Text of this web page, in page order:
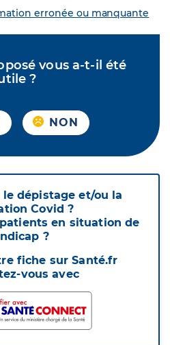
erronée ou manquante
vous a-t-il été
?
NON
dépistage et/ou la
Covid ?
en situation de
?
fiche sur Santé.fr
vous avec